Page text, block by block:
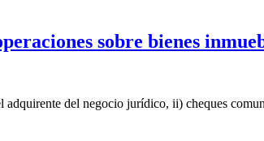
sobre bienes
adquirente del negocio jurídico, ii) cheques